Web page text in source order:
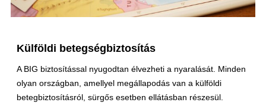
Külföldi betegségbiztosítás
A BIG biztosítással nyugodtan élvezheti a nyaralását. Minden
olyan országban, amellyel megállapodás van a külföldi
betegbiztosításról, sürgős esetben ellátásban részesül.